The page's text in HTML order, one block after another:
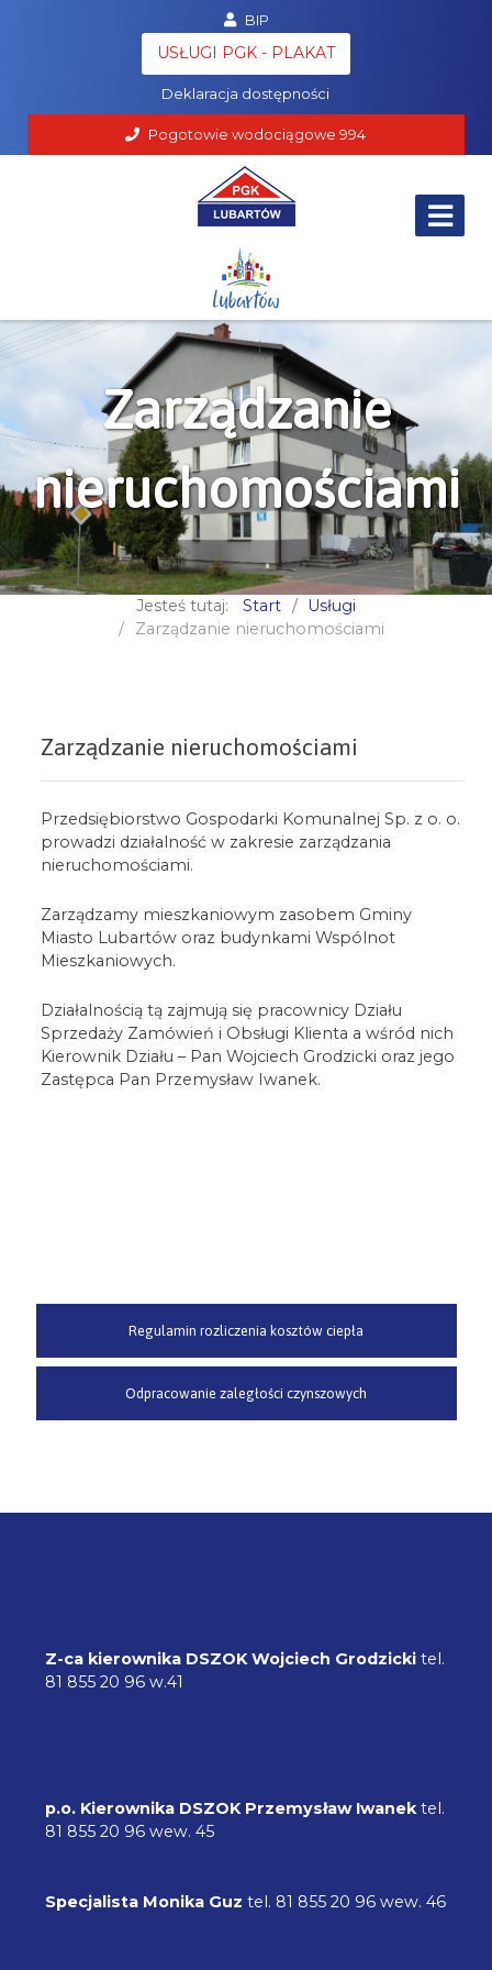
BIP
Poczta
Deklaracja dostępności
Pogotowie wodociągowe 994
Zarządzanie
nieruchomościami
Jesteś tutaj: Start
Usługi
Zarządzanie nieruchomościami
Zarządzanie nieruchomościami
Przedsiębiorstwo Gospodarki Komunalnej Sp. z o. o.
prowadzi działalność w zakresie zarządzania
nieruchomościami.
Zarządzamy mieszkaniowym zasobem Gminy
Miasto Lubartów oraz budynkami Wspólnot
Mieszkaniowych.
Działalnością tą zajmują się pracownicy Działu
Sprzedaży Zamówień i Obsługi Klienta a wśród nich
Kierownik Działu – Pan Wojciech Grodzicki oraz jego
Zastępca Pan Przemysław Iwanek.
Regulamin rozliczenia kosztów ciepła
Odpracowanie zaległości czynszowych
Z-ca kierownika DSZOK Wojciech Grodzicki tel.
81 855 20 96 w.41
p.o. Kierownika DSZOK Przemysław Iwanektel.
81 855 20 96 wew. 45
Specjalista Monika Guz tel. 81 855 20 96 wew. 46
USŁUGI PGK - PLAKAT